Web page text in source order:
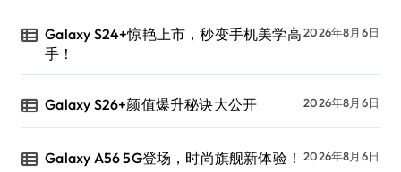
Galaxy S24+惊艳上市，秒变手机美学高
手！
2026年8月6日
Galaxy S26+颜值爆升秘诀大公开 2026年8月6日
Galaxy A56 5G登场，时尚旗舰新体验！ 2026年8月6日